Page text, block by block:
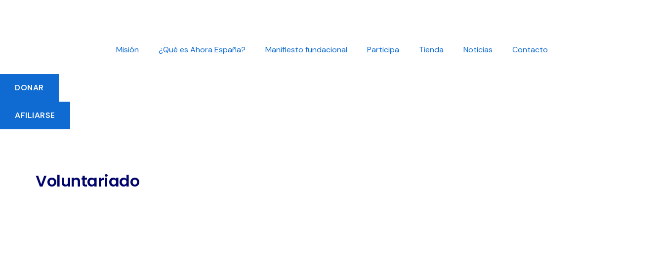
Misión
¿Qué es Ahora España? Manifiesto fundacional Participa Tienda Noticias Contacto
DONAR
AFILIARSE
Voluntariado